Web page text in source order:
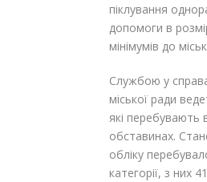
піклування
допомоги в
мінімумів до
Службою у
міської ради
які перебувають
обставинах.
обліку
категорії, з них